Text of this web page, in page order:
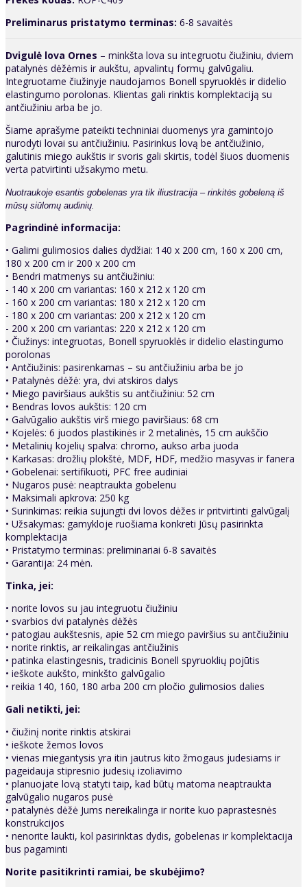
Preliminarus pristatymo terminas: 6-8 savaitės
Dvigulė lova Ornes – minkšta lova su integruotu čiužiniu, dviem
patalynės dėžėmis ir aukštu, apvalintų formų galvūgaliu.
Integruotame čiužinyje naudojamos Bonell spyruoklės ir didelio
elastingumo porolonas. Klientas gali rinktis komplektaciją su
antčiužiniu arba be jo.
Šiame aprašyme pateikti techniniai duomenys yra gamintojo
nurodyti lovai su antčiužiniu. Pasirinkus lovą be antčiužinio,
galutinis miego aukštis ir svoris gali skirtis, todėl šiuos duomenis
verta patvirtinti užsakymo metu.
Nuotraukoje esantis gobelenas yra tik iliustracija – rinkitės gobeleną iš
mūsų siūlomų audinių.
Pagrindinė informacija:
• Galimi gulimosios dalies dydžiai: 140 x 200 cm, 160 x 200 cm,
180 x 200 cm ir 200 x 200 cm
• Bendri matmenys su antčiužiniu:
- 140 x 200 cm variantas: 160 x 212 x 120 cm
- 160 x 200 cm variantas: 180 x 212 x 120 cm
- 180 x 200 cm variantas: 200 x 212 x 120 cm
- 200 x 200 cm variantas: 220 x 212 x 120 cm
• Čiužinys: integruotas, Bonell spyruoklės ir didelio elastingumo
porolonas
• Antčiužinis: pasirenkamas – su antčiužiniu arba be jo
• Patalynės dėžė: yra, dvi atskiros dalys
• Miego paviršiaus aukštis su antčiužiniu: 52 cm
• Bendras lovos aukštis: 120 cm
• Galvūgalio aukštis virš miego paviršiaus: 68 cm
• Kojelės: 6 juodos plastikinės ir 2 metalinės, 15 cm aukščio
• Metalinių kojelių spalva: chromo, aukso arba juoda
• Karkasas: drožlių plokštė, MDF, HDF, medžio masyvas ir fanera
• Gobelenai: sertifikuoti, PFC free audiniai
• Nugaros pusė: neaptraukta gobelenu
• Maksimali apkrova: 250 kg
• Surinkimas: reikia sujungti dvi lovos dėžes ir pritvirtinti galvūgalį
• Užsakymas: gamykloje ruošiama konkreti Jūsų pasirinkta
komplektacija
• Pristatymo terminas: preliminariai 6-8 savaitės
• Garantija: 24 mėn.
Tinka, jei:
• norite lovos su jau integruotu čiužiniu
• svarbios dvi patalynės dėžės
• patogiau aukštesnis, apie 52 cm miego paviršius su antčiužiniu
• norite rinktis, ar reikalingas antčiužinis
• patinka elastingesnis, tradicinis Bonell spyruoklių pojūtis
• ieškote aukšto, minkšto galvūgalio
• reikia 140, 160, 180 arba 200 cm pločio gulimosios dalies
Gali netikti, jei:
• čiužinį norite rinktis atskirai
• ieškote žemos lovos
• vienas miegantysis yra itin jautrus kito žmogaus judesiams ir
pageidauja stipresnio judesių izoliavimo
• planuojate lovą statyti taip, kad būtų matoma neaptraukta
galvūgalio nugaros pusė
• patalynės dėžė Jums nereikalinga ir norite kuo paprastesnės
konstrukcijos
• nenorite laukti, kol pasirinktas dydis, gobelenas ir komplektacija
bus pagaminti
Norite pasitikrinti ramiai, be skubėjimo?